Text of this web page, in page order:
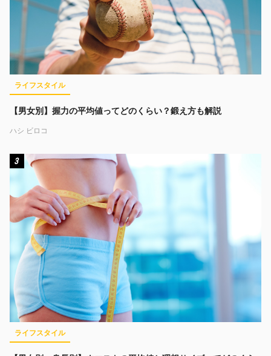
ライフスタイル
【男女別】握力の平均値ってどのくらい？鍛え方も解説
ハシ ビロコ
3
ライフスタイル